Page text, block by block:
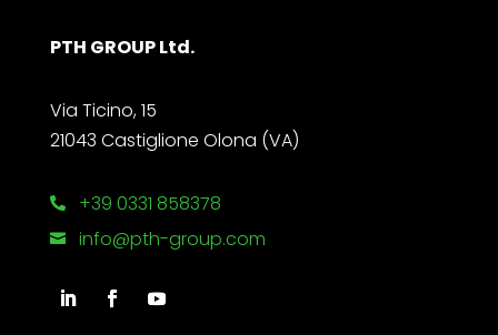
PTH GROUP Ltd.
Via Ticino, 15
21043 Castiglione Olona (VA)
 +39 0331 858378
 info@pth-group.com